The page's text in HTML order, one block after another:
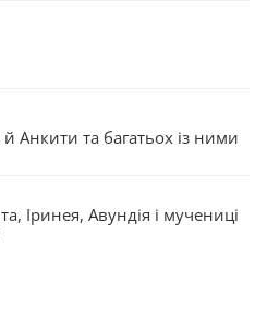
Анкити та багатьох із ними
Іринея, Авундія і мучениці